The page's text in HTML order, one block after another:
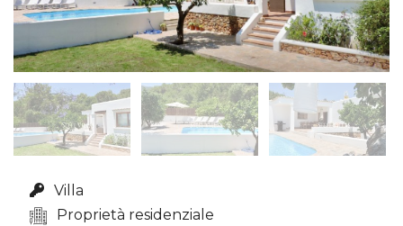
Villa
Proprietà residenziale